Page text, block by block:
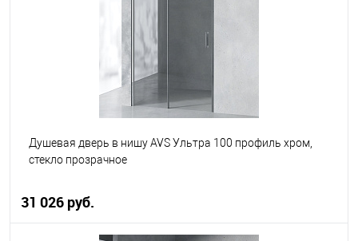
Душевая дверь в нишу AVS Ультра 100 профиль хром,
стекло прозрачное
31 026 руб.